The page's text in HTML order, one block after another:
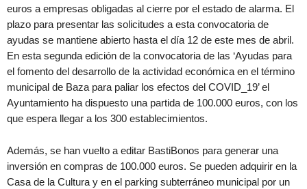
euros a empresas obligadas al cierre por el estado de alarma. El
plazo para presentar las solicitudes a esta convocatoria de
ayudas se mantiene abierto hasta el día 12 de este mes de abril.
En esta segunda edición de la convocatoria de las ‘Ayudas para
el fomento del desarrollo de la actividad económica en el término
municipal de Baza para paliar los efectos del COVID_19’ el
Ayuntamiento ha dispuesto una partida de 100.000 euros, con los
que espera llegar a los 300 establecimientos.
Además, se han vuelto a editar BastiBonos para generar una
inversión en compras de 100.000 euros. Se pueden adquirir en la
Casa de la Cultura y en el parking subterráneo municipal por un